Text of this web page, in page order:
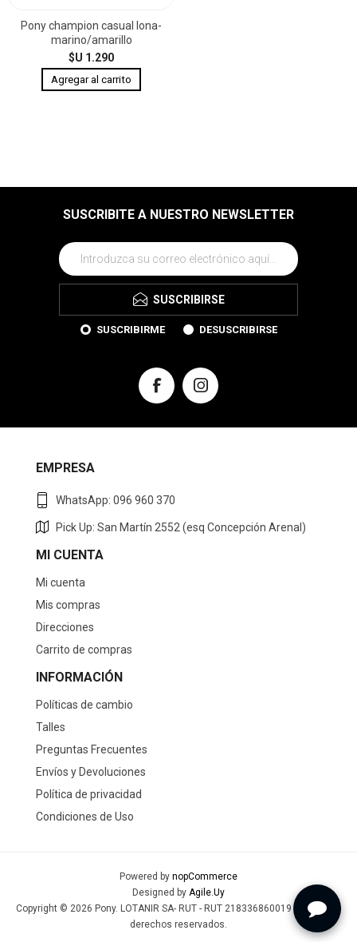
Pony champion casual lona-
marino/amarillo
$U 1.290
SUSCRIBITE A NUESTRO NEWSLETTER
SUSCRIBIRSE
SUSCRIBIRME DESUSCRIBIRSE
EMPRESA
WhatsApp: 096 960 370
Pick Up: San Martín 2552 (esq Concepción Arenal)
MI CUENTA
Mi cuenta
Mis compras
Direcciones
Carrito de compras
INFORMACIÓN
Políticas de cambio
Talles
Preguntas Frecuentes
Envíos y Devoluciones
Política de privacidad
Condiciones de Uso
Powered by nopCommerce
Designed by Agile.Uy
Copyright © 2026 Pony. LOTANIR SA- RUT - RUT 218336860019 - Todos los
derechos reservados.